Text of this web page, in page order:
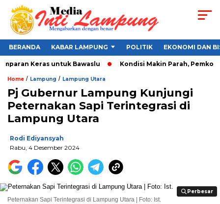
BERANDA KABAR LAMPUNG POLITIK EKONOMI DAN
Keras untuk Bawaslu Kondisi Makin Parah, Pemkot
Home / Lampung / Lampung Utara
Pj Gubernur Lampung Kunjungi
Peternakan Sapi Terintegrasi di
Lampung Utara
Rodi Ediyansyah
Rabu, 4 Desember 2024
Perbesar
Perbesar
Peternakan Sapi Terintegrasi di Lampung Utara | Foto: Ist.